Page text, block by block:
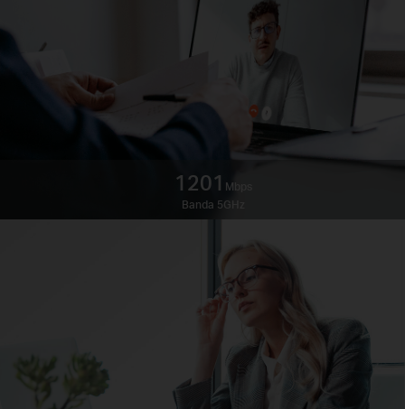
1201 Mbps
Banda 5GHz